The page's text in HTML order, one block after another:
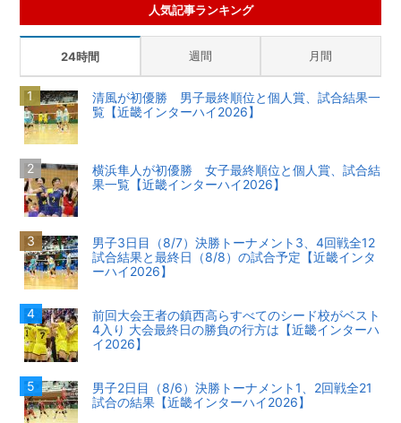
人気記事ランキング
24時間 週間 月間
清風が初優勝 男子最終順位と個人賞、試合結果一
覧【近畿インターハイ2026】
横浜隼人が初優勝 女子最終順位と個人賞、試合結
果一覧【近畿インターハイ2026】
男子3日目（8/7）決勝トーナメント3、4回戦全12
試合結果と最終日（8/8）の試合予定【近畿インタ
ーハイ2026】
前回大会王者の鎮西高らすべてのシード校がベスト
4入り 大会最終日の勝負の行方は【近畿インターハ
イ2026】
男子2日目（8/6）決勝トーナメント1、2回戦全21
試合の結果【近畿インターハイ2026】